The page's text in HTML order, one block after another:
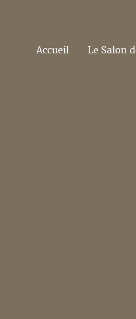
Accueil